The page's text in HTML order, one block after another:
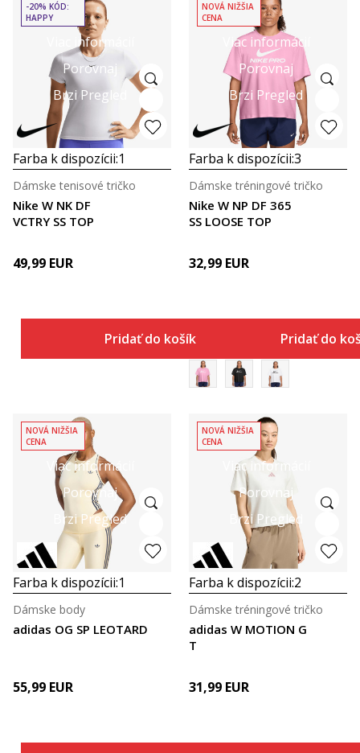
Viac informácií
Porovnaj
Brzi Pregled
-20% KÓD:
HAPPY
Farba k dispozícii:1
Nike W NK DF
VCTRY SS TOP
Dámske tenisové tričko
49,99 EUR
Pridať do košíka
Viac informácií
Porovnaj
Brzi Pregled
NOVÁ NIŽŠIA
CENA
Farba k dispozícii:3
Nike W NP DF 365
SS LOOSE TOP
Dámske tréningové tričko
32,99 EUR
Pridať do
Viac informácií
Porovnaj
Brzi Pregled
NOVÁ NIŽŠIA
CENA
Farba k dispozícii:1
adidas OG SP LEOTARD
Dámske body
55,99 EUR
Viac informácií
Porovnaj
Brzi Pregled
NOVÁ NIŽŠIA
CENA
Farba k dispozícii:2
adidas W MOTION G
T
Dámske tréningové tričko
31,99 EUR